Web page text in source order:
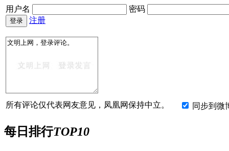
用户名
密码
注册
所有评论仅代表网友意见，凤凰网保持中立。 同步到微
每日排行TOP10